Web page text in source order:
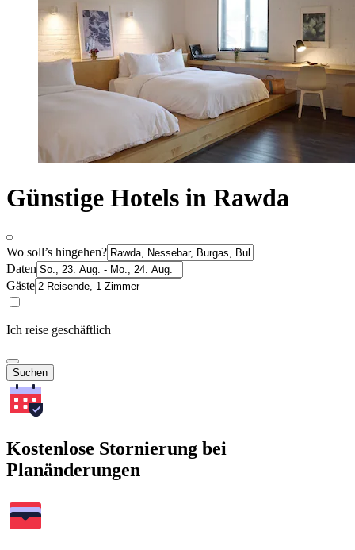
Günstige Hotels in Rawda
Wo soll’s hingehen?
Daten
Gäste
Ich reise geschäftlich
Suchen
Kostenlose Stornierung bei
Planänderungen